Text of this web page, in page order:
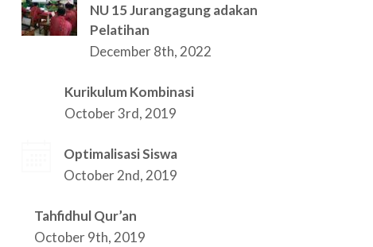
NU 15 Jurangagung adakan
Pelatihan
December 8th, 2022
Kurikulum Kombinasi
October 3rd, 2019
Optimalisasi Siswa
October 2nd, 2019
Tahfidhul Qur’an
October 9th, 2019